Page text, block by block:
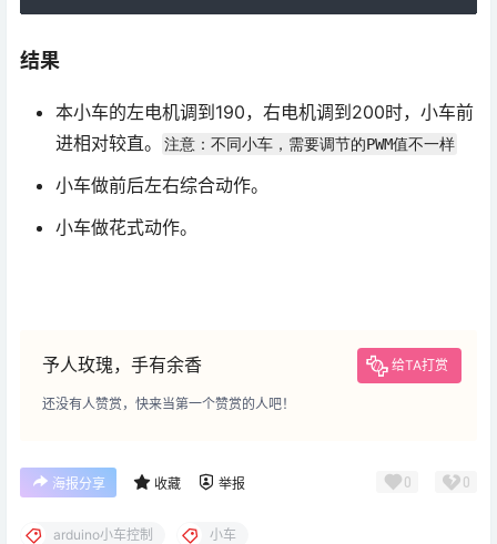
结果
本小车的左电机调到190，右电机调到200时，小车前
进相对较直。
注意：不同小车，需要调节的PWM值不一样
小车做前后左右综合动作。
小车做花式动作。
予人玫瑰，手有余香 给TA打赏
还没有人赞赏，快来当第一个赞赏的人吧！
海报分享 收藏 举报 0 0
arduino小车控制 小车